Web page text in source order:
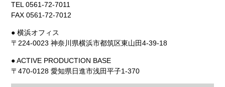
TEL 0561-72-7011
FAX 0561-72-7012
● 横浜オフィス
〒224-0023 神奈川県横浜市都筑区東山田4-39-18
● ACTIVE PRODUCTION BASE
〒470-0128 愛知県日進市浅田平子1-370